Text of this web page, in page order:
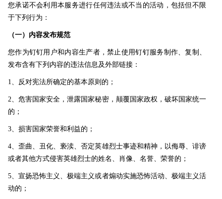
您承诺不会利用本服务进行任何违法或不当的活动，包括但不限
于下列行为：
（一）内容发布规范
您作为钉钉用户和内容生产者，禁止使用钉钉服务制作、复制、
发布含有下列内容的违法信息及外部链接：
1、反对宪法所确定的基本原则的；
2、危害国家安全，泄露国家秘密，颠覆国家政权，破坏国家统一
的；
3、损害国家荣誉和利益的；
4、歪曲、丑化、亵渎、否定英雄烈士事迹和精神，以侮辱、诽谤
或者其他方式侵害英雄烈士的姓名、肖像、名誉、荣誉的；
5、宣扬恐怖主义、极端主义或者煽动实施恐怖活动、极端主义活
动的；